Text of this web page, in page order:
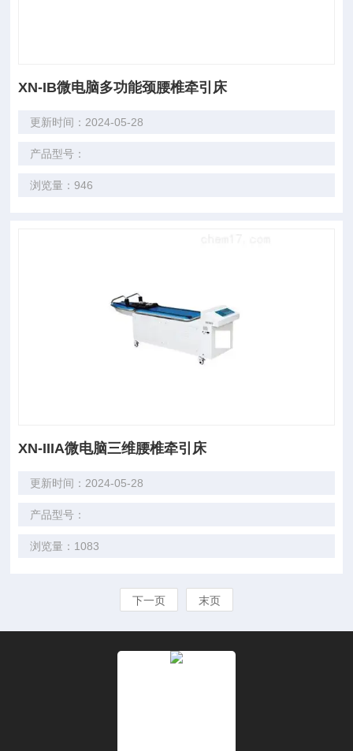
XN-IB微电脑多功能颈腰椎牵引床
更新时间：2024-05-28
产品型号：
浏览量：946
XN-IIIA微电脑三维腰椎牵引床
更新时间：2024-05-28
产品型号：
浏览量：1083
下一页 末页